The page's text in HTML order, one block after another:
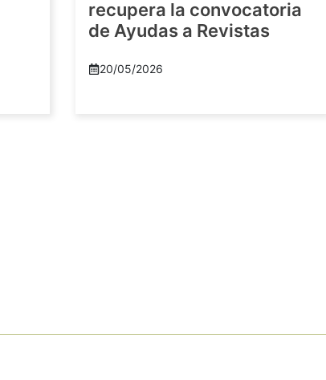
recupera la convocatoria
de Ayudas a Revistas
20/05/2026